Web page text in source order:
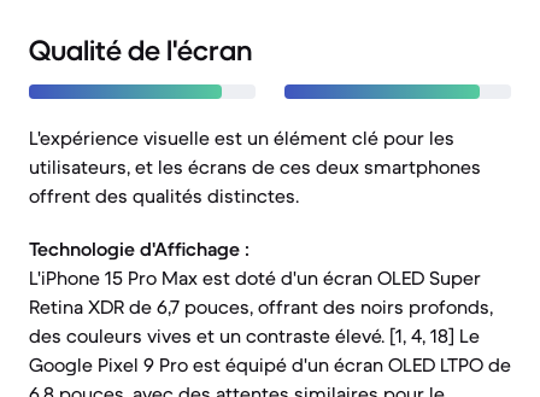
Qualité de l'écran
L'expérience visuelle est un élément clé pour les
utilisateurs, et les écrans de ces deux smartphones
offrent des qualités distinctes.
Technologie d'Affichage :
L'iPhone 15 Pro Max est doté d'un écran OLED Super
Retina XDR de 6,7 pouces, offrant des noirs profonds,
des couleurs vives et un contraste élevé. [1, 4, 18] Le
Google Pixel 9 Pro est équipé d'un écran OLED LTPO de